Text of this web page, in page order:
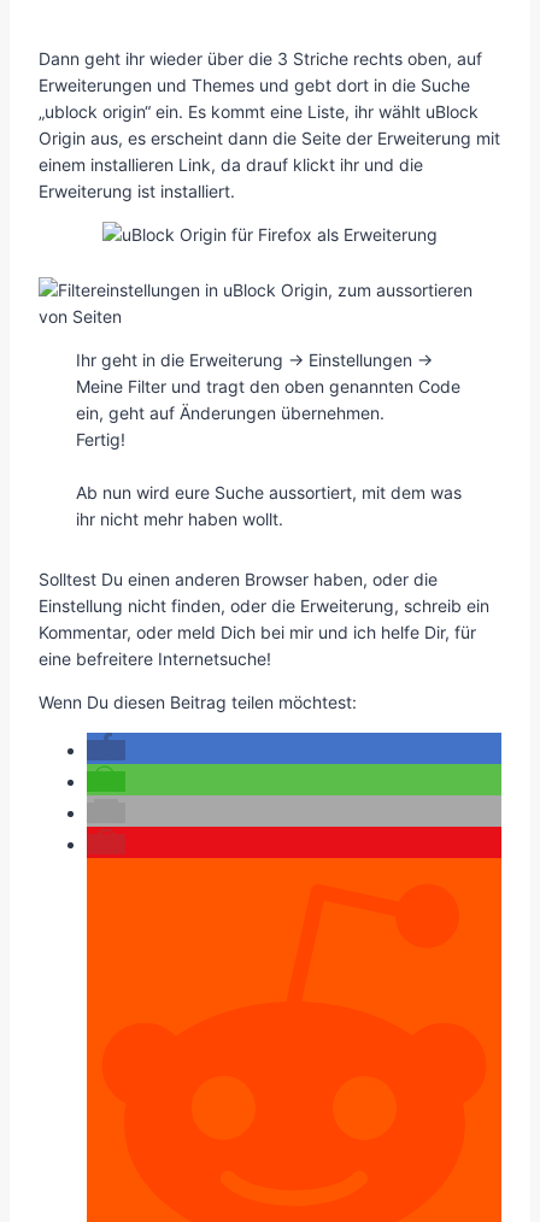
Dann geht ihr wieder über die 3 Striche rechts oben, auf
Erweiterungen und Themes und gebt dort in die Suche
„ublock origin“ ein. Es kommt eine Liste, ihr wählt uBlock
Origin aus, es erscheint dann die Seite der Erweiterung mit
einem installieren Link, da drauf klickt ihr und die
Erweiterung ist installiert.
Ihr geht in die Erweiterung -> Einstellungen ->
Meine Filter und tragt den oben genannten Code
ein, geht auf Änderungen übernehmen.
Fertig!
Ab nun wird eure Suche aussortiert, mit dem was
ihr nicht mehr haben wollt.
Solltest Du einen anderen Browser haben, oder die
Einstellung nicht finden, oder die Erweiterung, schreib ein
Kommentar, oder meld Dich bei mir und ich helfe Dir, für
eine befreitere Internetsuche!
Wenn Du diesen Beitrag teilen möchtest: